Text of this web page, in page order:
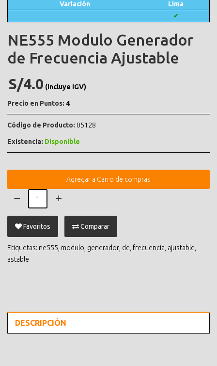
Variación Lima
✔
NE555 Modulo Generador
de Frecuencia Ajustable
S/4.0 (incluye IGV)
Precio en Puntos: 4
Código de Producto: 05128
Existencia: Disponible
Agregar a Carro de compras
Favoritos Comparar
Etiquetas: ne555 modulo generador de frecuencia ajustable
astable
DESCRIPCIÓN